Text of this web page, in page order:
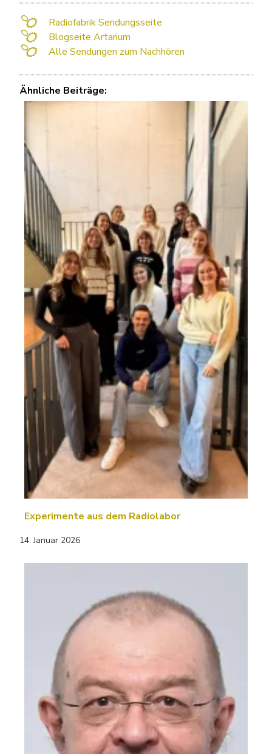
Radiofabrik Sendungsseite
Blogseite Artarium
Alle Sendungen zum Nachhören
Ähnliche Beiträge:
Experimente aus dem Radiolabor
14. Januar 2026